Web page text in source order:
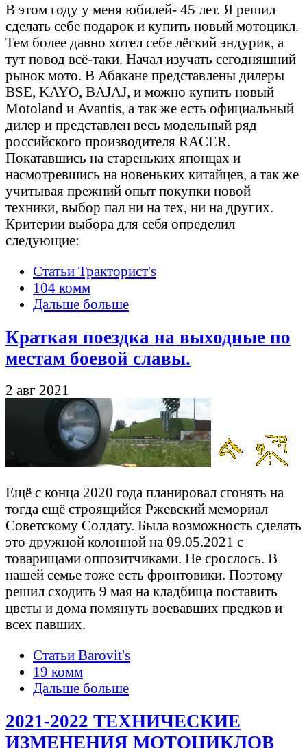
В этом году у меня юбилей- 45 лет. Я решил
сделать себе подарок и купить новый мотоцикл.
Тем более давно хотел себе лёгкий эндурик, а
тут повод всё-таки. Начал изучать сегодняшний
рынок мото. В Абакане представлены дилеры
BSE, KAYO, BAJAJ, и можно купить новый
Motoland и Avantis, а так же есть официальный
дилер и представлен весь модельный ряд
российского производителя RACER.
Покатавшись на стареньких японцах и
насмотревшись на новеньких китайцев, а так же
учитывая прежний опыт покупки новой
техники, выбор пал ни на тех, ни на других.
Критерии выбора для себя определил
следующие:
Статьи Тракторист's
104 комм
Дальше больше
Краткая поездка на выходные по
местам боевой славы.
2 авг 2021
Ещё с конца 2020 года планировал сгонять на
тогда ещё строящийся Ржевский мемориал
Советскому Солдату. Была возможность сделать
это дружной колонной на 09.05.2021 с
товарищами оппозитчиками. Не срослось. В
нашей семье тоже есть фронтовики. Поэтому
решил сходить 9 мая на кладбища поставить
цветы и дома помянуть воевавших предков и
всех павших.
Статьи Barovit's
19 комм
Дальше больше
2021-2022 ТЕХНИЧЕСКИЕ
ИЗМЕНЕНИЯ МОТОЦИКЛОВ